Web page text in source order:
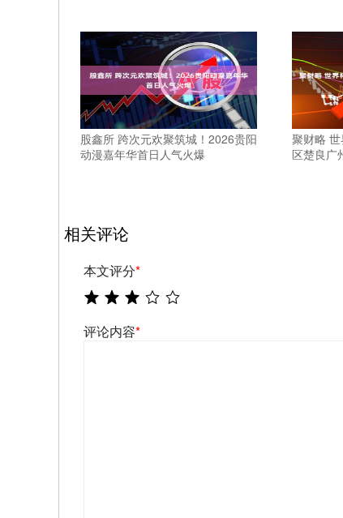
股鑫所 跨次元欢聚筑城！2026贵阳
动漫嘉年华首日人气火爆
聚财略
区楚良广
相关评论
本文评分*
评论内容*